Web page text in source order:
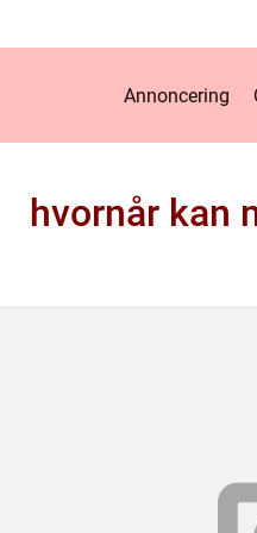
Annoncering
hvornår kan